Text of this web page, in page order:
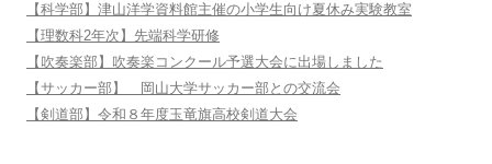
【科学部】津山洋学資料館主催の小学生向け夏休み実験教室
【理数科2年次】先端科学研修
【吹奏楽部】吹奏楽コンクール予選大会に出場しました
【サッカー部】 岡山大学サッカー部との交流会
【剣道部】令和８年度玉竜旗高校剣道大会